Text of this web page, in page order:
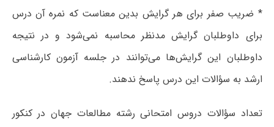
* ضریب صفر برای هر گرایش بدین معناست که نمره آن درس
برای داوطلبان گرایش مدنظر محاسبه نمی‌شود و در نتیجه
داوطلبان این گرایش‌ها می‌توانند در جلسه آزمون کارشناسی
ارشد به سؤالات این درس پاسخ ندهند.
تعداد سؤالات دروس امتحانی رشته مطالعات جهان در کنکور